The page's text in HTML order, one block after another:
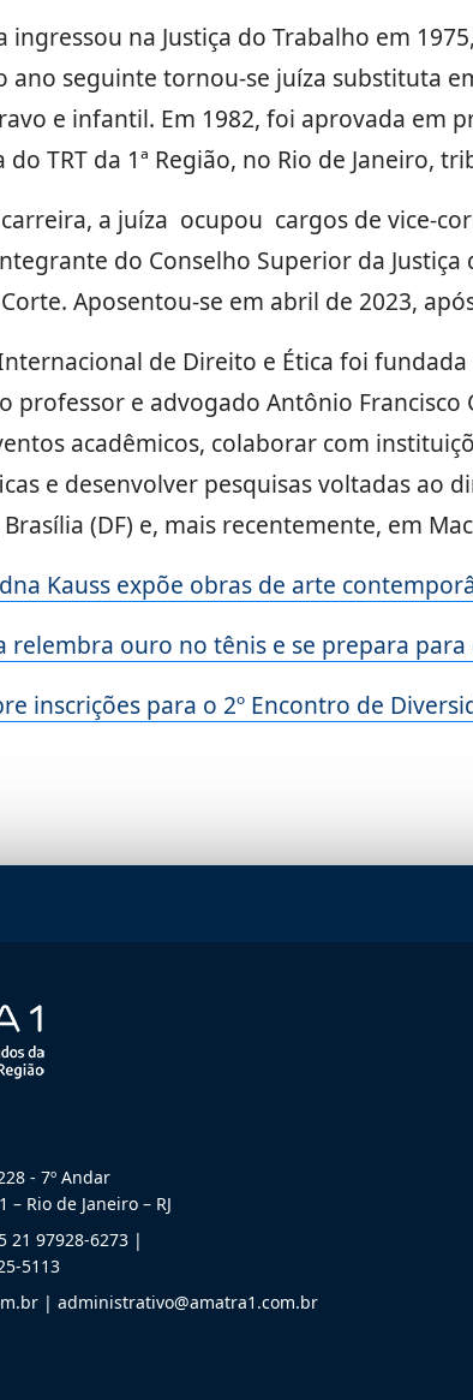
ingressou na Justiça do Trabalho em
ano seguinte tornou-se juíza substituta
e infantil. Em 1982, foi aprovada em
TRT da 1ª Região, no Rio de Janeiro,
a juíza ocupou cargos de vice-
do Conselho Superior da
Aposentou-se em abril de 2023,
de Direito e Ética foi
professor e advogado Antônio
acadêmicos, colaborar com
e desenvolver pesquisas voltadas ao
(DF) e, mais recentemente, em
Kauss expõe obras de arte
relembra ouro no tênis e se prepara
inscrições para o 2º Encontro de
- 7º Andar
– Rio de Janeiro – RJ
21 97928-6273 |
5113
| administrativo@amatra1.com.br